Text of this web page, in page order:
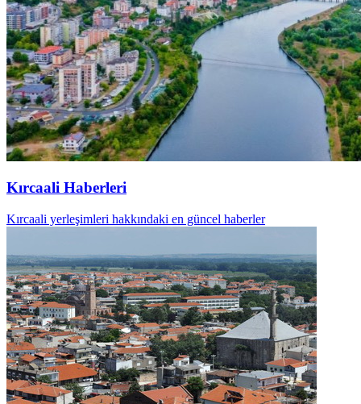
Kırcaali Haberleri
Kırcaali yerleşimleri hakkındaki en güncel haberler